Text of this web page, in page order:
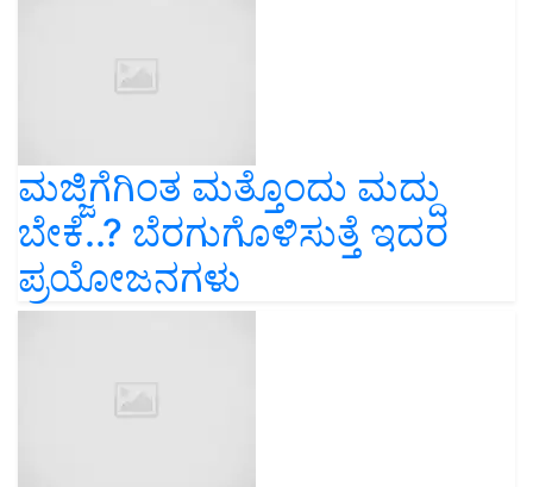
ಮಜ್ಜಿಗೆಗಿಂತ ಮತ್ತೊಂದು ಮದ್ದು
ಬೇಕೆ..? ಬೆರಗುಗೊಳಿಸುತ್ತೆ ಇದರ
ಪ್ರಯೋಜನಗಳು